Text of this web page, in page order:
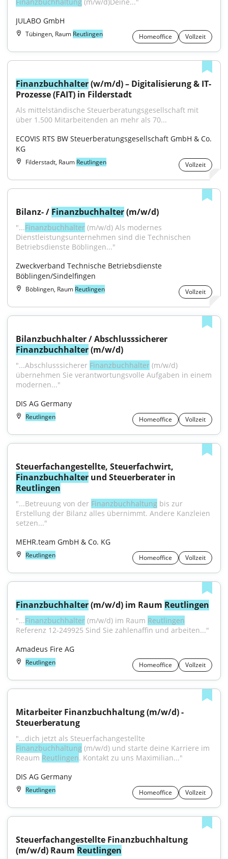
JULABO GmbH
Tübingen, Raum Reutlingen Homeoffice Vollzeit
Finanzbuchhalter (w/m/d) – Digitalisierung & IT-
Prozesse (FAIT) in Filderstadt
Als mittelständische Steuerberatungsgesellschaft mit
über 1.500 Mitarbeitenden an mehr als 70...
ECOVIS RTS BW Steuerberatungsgesellschaft GmbH & Co.
KG
Filderstadt, Raum Reutlingen Vollzeit
Bilanz- / Finanzbuchhalter (m/w/d)
"...Finanzbuchhalter (m/w/d) Als modernes
Dienstleistungsunternehmen sind die Technischen
Betriebsdienste Böblingen..."
Zweckverband Technische Betriebsdienste
Böblingen/Sindelfingen
Böblingen, Raum Reutlingen Vollzeit
Finanzbuchhalter (m/w/d)
"...Abschlusssicherer Finanzbuchhalter (m/w/d)
übernehmen Sie verantwortungsvolle Aufgaben in einem
modernen..."
DIS AG Germany
Reutlingen Homeoffice Vollzeit
Finanzbuchhalter
Reutlingen
"...Betreuung von der Finanzbuchhaltung bis zur
Erstellung der Bilanz alles übernimmt. Andere Kanzleien
setzen..."
MEHR.team GmbH & Co. KG
Reutlingen Homeoffice Vollzeit
Finanzbuchhalter (m/w/d) im Raum Reutlingen
"...Finanzbuchhalter (m/w/d) im Raum Reutlingen
Referenz 12-249925 Sind Sie zahlenaffin und arbeiten..."
Amadeus Fire AG
Reutlingen Homeoffice Vollzeit
Mitarbeiter Finanzbuchhaltung (m/w/d) -
Steuerberatung
Finanzbuchhaltung (m/w/d) und starte deine Karriere im
Reaum Reutlingen. Kontakt zu uns Maximilian..."
DIS AG Germany
Reutlingen Homeoffice Vollzeit
Steuerfachangestellte Finanzbuchhaltung
(m/w/d) Raum Reutlingen